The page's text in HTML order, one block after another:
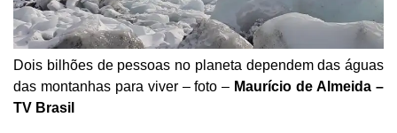
Dois bilhões de pessoas no planeta dependem das águas
das montanhas para viver – foto – Maurício de Almeida –
TV Brasil